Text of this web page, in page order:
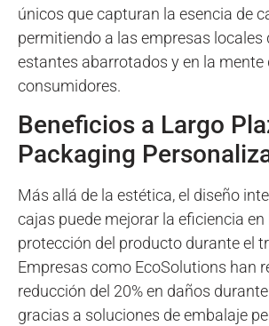
únicos que capturan la esencia de
permitiendo a las empresas locales
estantes abarrotados y en la mente
consumidores.
Beneficios a Largo
Packaging
Más allá de la estética, el diseño
cajas puede mejorar la eficiencia
protección del producto durante el
Empresas como EcoSolutions han
reducción del 20% en daños
gracias a soluciones de embalaje